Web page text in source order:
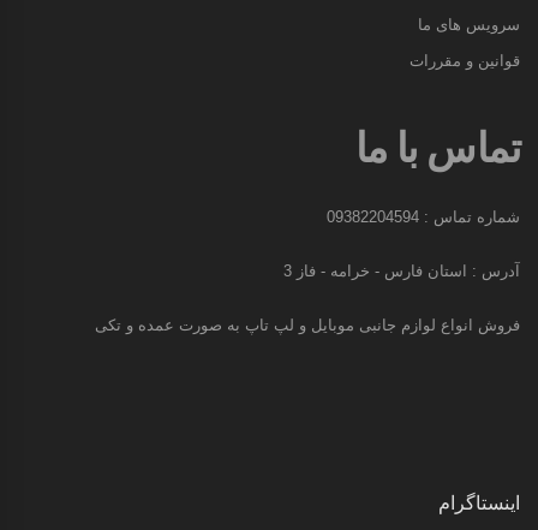
سرویس های ما
قوانین و مقررات
تماس با ما
شماره تماس : 09382204594
آدرس : استان فارس - خرامه - فاز 3
فروش انواع لوازم جانبی موبایل و لپ تاپ به صورت عمده و تکی
اینستاگرام